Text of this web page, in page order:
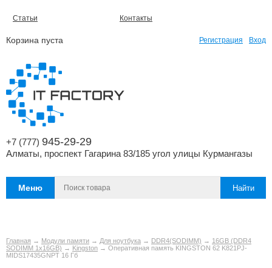
Статьи Контакты
Корзина пуста Регистрация Вход
+7 (777) 945-29-29
Алматы, проспект Гагарина 83/185 угол улицы Курмангазы
Меню
Главная → Модули памяти → Для ноутбука → DDR4(SODIMM) → 16GB (DDR4
SODIMM 1x16GB) → Kingston → Оперативная память KINGSTON 62 K821PJ-
MIDS17435GNPT 16 Гб